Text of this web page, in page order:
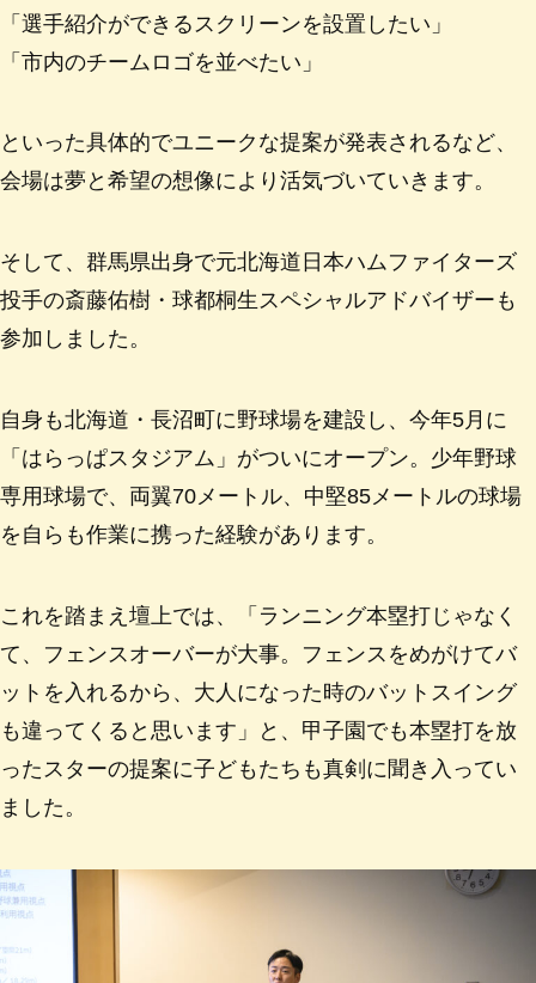
「選手紹介ができるスクリーンを設置したい」
「市内のチームロゴを並べたい」
といった具体的でユニークな提案が発表されるなど、
会場は夢と希望の想像により活気づいていきます。
そして、群馬県出身で元北海道日本ハムファイターズ
投手の斎藤佑樹・球都桐生スペシャルアドバイザーも
参加しました。
自身も北海道・長沼町に野球場を建設し、今年5月に
「はらっぱスタジアム」がついにオープン。少年野球
専用球場で、両翼70メートル、中堅85メートルの球場
を自らも作業に携った経験があります。
これを踏まえ壇上では、「ランニング本塁打じゃなく
て、フェンスオーバーが大事。フェンスをめがけてバ
ットを入れるから、大人になった時のバットスイング
も違ってくると思います」と、甲子園でも本塁打を放
ったスターの提案に子どもたちも真剣に聞き入ってい
ました。